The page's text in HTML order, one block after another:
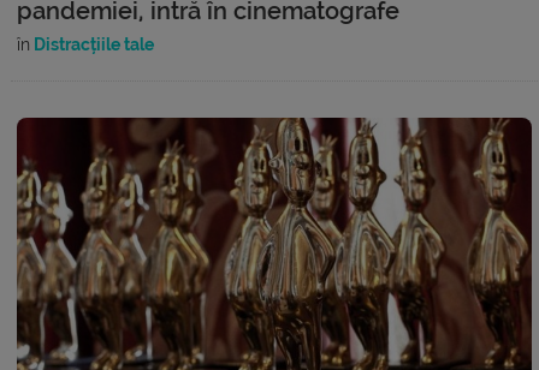
pandemiei, intră în cinematografe
în Distracțiile tale